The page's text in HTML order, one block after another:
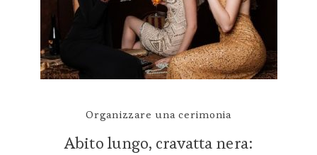
Organizzare una cerimonia
Abito lungo, cravatta nera: